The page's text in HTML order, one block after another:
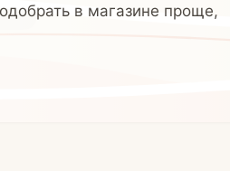
в магазине проще,